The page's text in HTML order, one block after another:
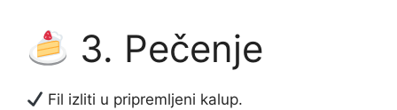
3. Pečenje
Fil izliti u pripremljeni kalup.